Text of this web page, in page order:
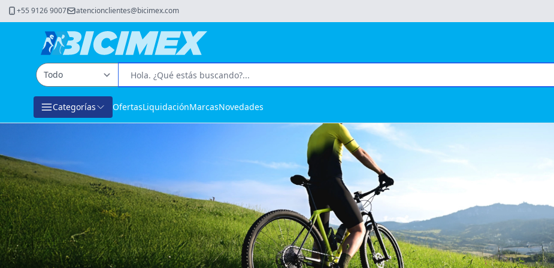
+55 9126 9007 atencionclientes@bicimex.com
Categorías OfertasLiquidaciónMarcasNovedades